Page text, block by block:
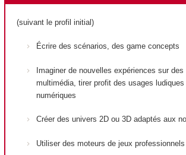
(suivant le profil initial)
Écrire des scénarios, des game concepts
Imaginer de nouvelles expériences sur des
multimédia, tirer profit des usages
numériques
Créer des univers 2D ou 3D adaptés aux
Utiliser des moteurs de jeux professionnels